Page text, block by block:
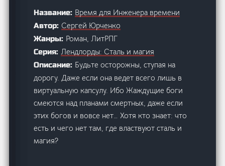
Название: Время для Инженера времени
Автор:Сергей Юрченко
Жанры: Роман, ЛитРПГ
Серия:Лендлорды: Сталь и магия
Описание: Будьте осторожны, ступая на
дорогу. Даже если она ведет всего лишь в
виртуальную капсулу. Ибо Жаждущие боги
смеются над планами смертных, даже если
этих богов и вовсе нет… Хотя кто знает: что
есть и чего нет там, где властвуют сталь и
магия?